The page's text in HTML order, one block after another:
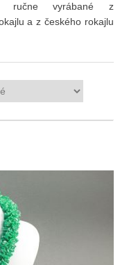
ručne vyrábané z
a z českého rokajlu